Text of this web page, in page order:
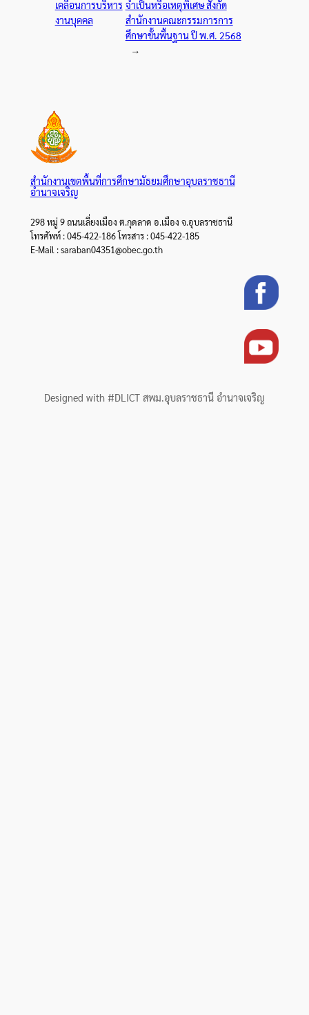
เคลื่อนการบริหาร
งานบุคคล
จำเป็นหรือเหตุพิเศษ สังกัด
สำนักงานคณะกรรมการการ
ศึกษาขั้นพื้นฐาน ปี พ.ศ. 2568
→
สำนักงานเขตพื้นที่การศึกษามัธยมศึกษาอุบลราชธานี
อำนาจเจริญ
298 หมู่ 9 ถนนเลี่ยงเมือง ต.กุดลาด อ.เมือง จ.อุบลราชธานี
โทรศัพท์ : 045-422-186 โทรสาร : 045-422-185
E-Mail : saraban04351@obec.go.th
Designed with #DLICT สพม.อุบลราชธานี อำนาจเจริญ